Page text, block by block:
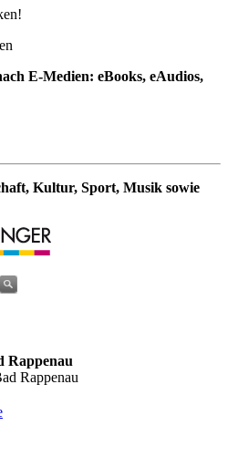
E-Medien: eBooks, eAudios,
Kultur, Sport, Musik sowie
Rappenau
Rappenau